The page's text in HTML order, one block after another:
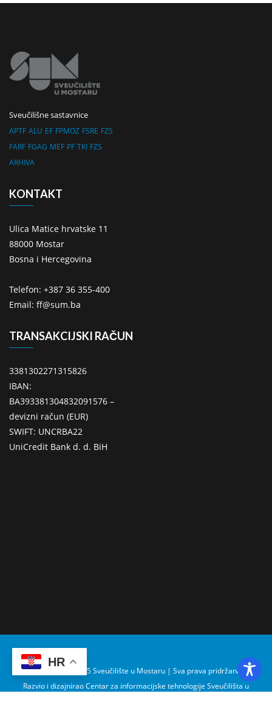
Sveučilišne sastavnice
APTF ALU EF FPMOZ FSRE FZS
FARF FGAG MEF PF TKI FZS
ARHIVA
KONTAKT
Ulica Matice hrvatske 11
88000 Mostar
Bosna i Hercegovina
Telefon: +387 36 355-400
Email: ff@sum.ba
TRANSAKCIJSKI RAČUN
3381302271315826
IBAN:
BA393381304832091576 –
devizni račun (EUR)
SWIFT: UNCRBA22
UniCredit Bank d. d. BiH
Copyright © 2025 Sveučilište u Mostaru | Sva prava pridržana
Razvio i dizajnirao Centar za informacijske tehnologije Sveučilišta u
HR